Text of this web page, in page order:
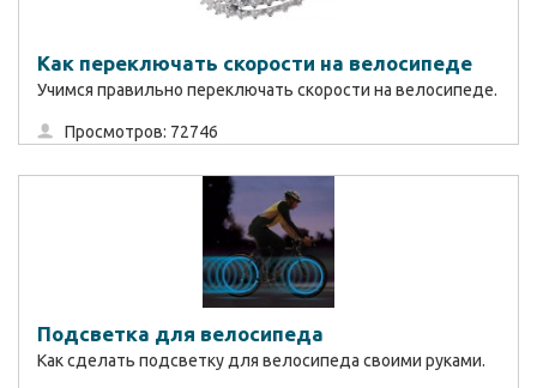
Как переключать скорости на велосипеде
Учимся правильно переключать скорости на велосипеде.
Просмотров: 72746
Подсветка для велосипеда
Как сделать подсветку для велосипеда своими руками.